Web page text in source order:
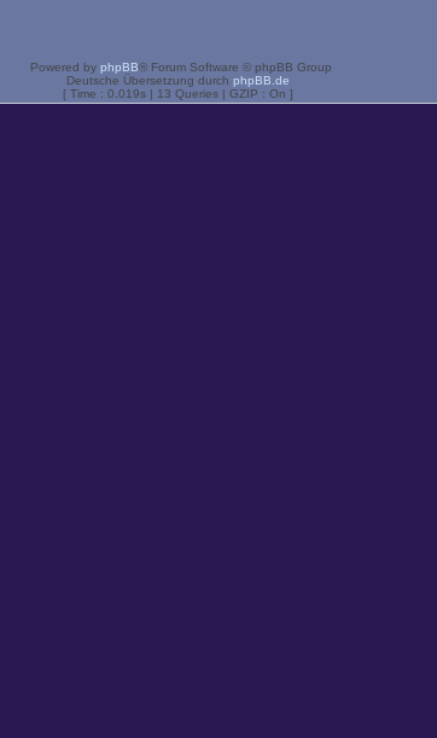
Powered by phpBB® Forum Software © phpBB Group
Deutsche Übersetzung durch phpBB.de
[ Time : 0.019s | 13 Queries | GZIP : On ]